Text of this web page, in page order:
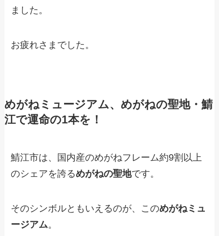
ました。
お疲れさまでした。
めがねミュージアム、めがねの聖地・鯖
江で運命の1本を！
鯖江市は、国内産のめがねフレーム約9割以上
のシェアを誇るめがねの聖地です。
そのシンボルともいえるのが、このめがねミュ
ージアム。